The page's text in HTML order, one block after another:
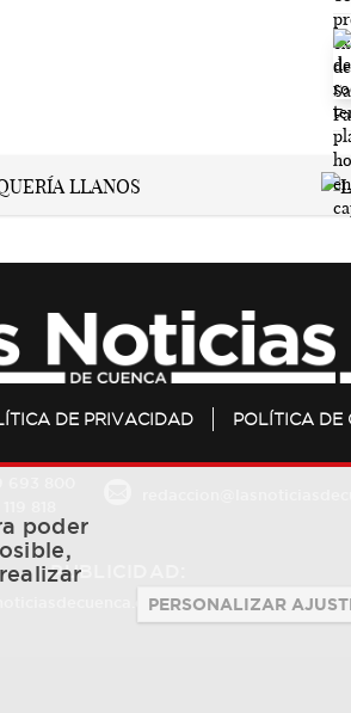
DE PRIVACIDAD POLÍTICA DE
PUBLICIDAD:
684 126 573 / 670
poder
PERSONALIZAR